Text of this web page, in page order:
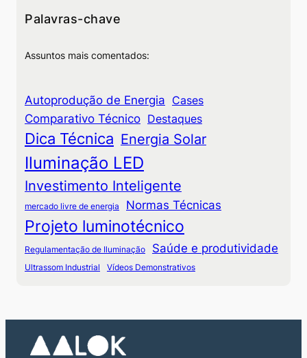
Palavras-chave
Assuntos mais comentados:
Autoprodução de Energia Cases
Comparativo Técnico Destaques
Dica Técnica Energia Solar
Iluminação LED
Investimento Inteligente
mercado livre de energia Normas Técnicas
Projeto luminotécnico
Regulamentação de Iluminação Saúde e produtividade
Ultrassom Industrial Vídeos Demonstrativos